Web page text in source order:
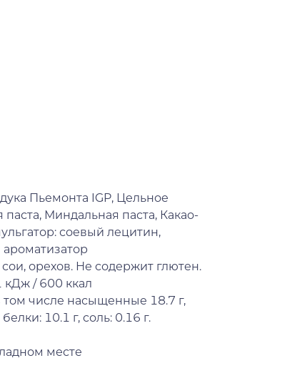
Пьемонта IGP, Цельное
Миндальная паста, Какао-
соевый лецитин,
орехов. Не содержит глютен.
кДж / 600 ккал
том числе насыщенные 18.7 г,
10.1 г, соль: 0.16 г.
месте